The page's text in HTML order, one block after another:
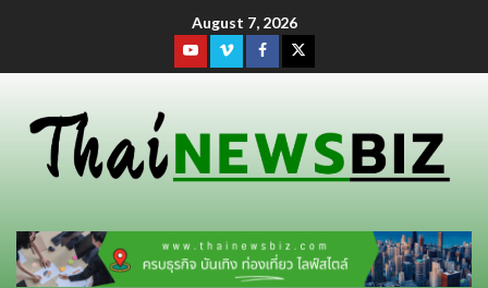
August 7, 2026